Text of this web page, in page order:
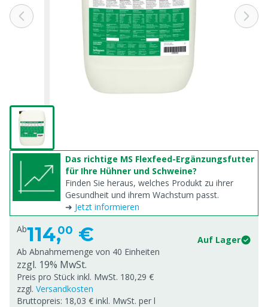
Das richtige MS Flexfeed-Ergänzungsfutter
für Ihre Hühner und Schweine?
Finden Sie heraus, welches Produkt zu ihrer
Gesundheit und ihrem Wachstum passt.
➜ Jetzt informieren
Ab114,00 €
Auf Lager
Ab Abnahmemenge von 40 Einheiten
zzgl. 19% MwSt.
Preis pro Stück inkl. MwSt. 180,29 €
zzgl. Versandkosten
Bruttopreis: 18,03 € inkl. MwSt. per l